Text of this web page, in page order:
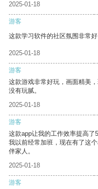
2025-01-18
游客
这款学习软件的社区氛围非常
2025-01-18
游客
这款游戏非常好玩，画面精美
没有玩腻。
2025-01-18
游客
这款app让我的工作效率提高了
我以前经常加班，现在有了这
伴家人。
2025-01-18
游客